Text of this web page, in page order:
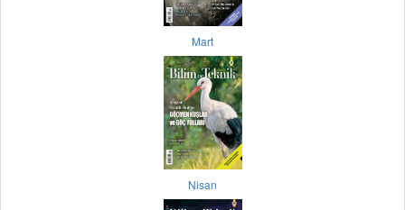
Mart
Nisan